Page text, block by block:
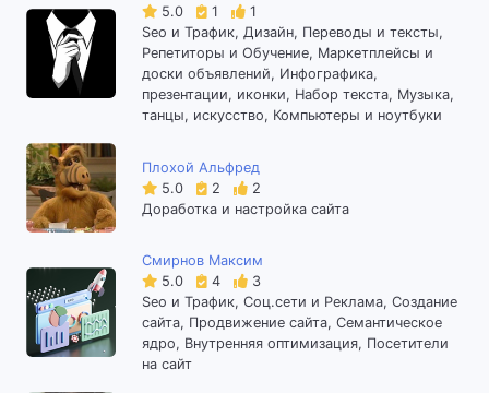
5.0
1
1
Seo и Трафик, Дизайн, Переводы и тексты,
Репетиторы и Обучение, Маркетплейсы и
доски объявлений, Инфографика,
презентации, иконки, Набор текста, Музыка,
танцы, искусство, Компьютеры и ноутбуки
Плохой Альфред
5.0
2
2
Доработка и настройка сайта
Смирнов Максим
5.0
4
3
Seo и Трафик, Соц.сети и Реклама, Создание
сайта, Продвижение сайта, Семантическое
ядро, Внутренняя оптимизация, Посетители
на сайт